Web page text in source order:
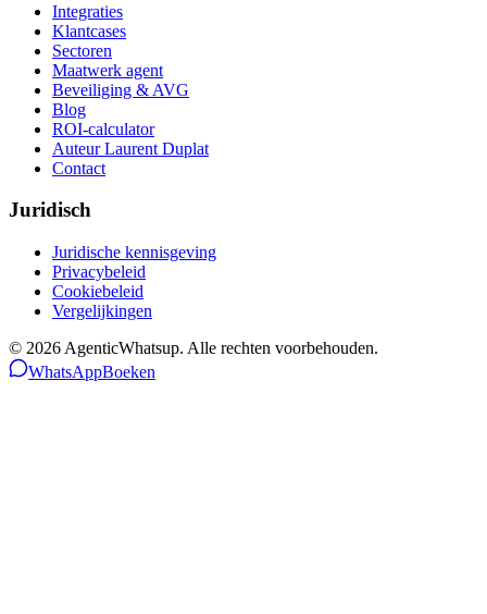
Integraties
Klantcases
Sectoren
Maatwerk agent
Beveiliging & AVG
Blog
ROI-calculator
Auteur Laurent Duplat
Contact
Juridisch
Juridische kennisgeving
Privacybeleid
Cookiebeleid
Vergelijkingen
© 2026 AgenticWhatsup. Alle rechten voorbehouden.
WhatsAppBoeken